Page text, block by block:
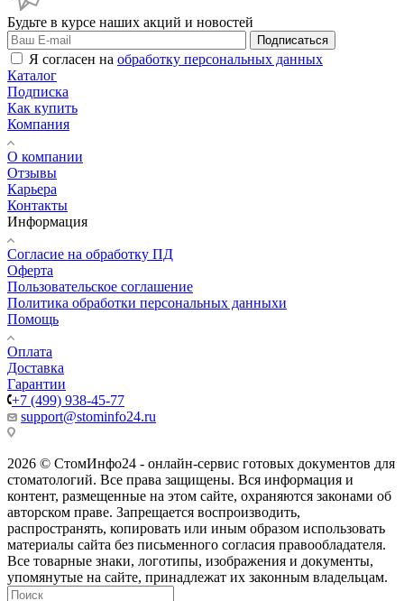
Будьте в курсе наших акций и новостей
Подписаться
Я согласен на обработку персональных данных
Каталог
Подписка
Как купить
Компания
О компании
Отзывы
Карьера
Контакты
Информация
Согласие на обработку ПД
Оферта
Пользовательское соглашение
Политика обработки персональных данныхи
Помощь
Оплата
Доставка
Гарантии
+7 (499) 938-45-77
support@stominfo24.ru
2026 © СтомИнфо24 - онлайн-сервис готовых документов для
стоматологий. Все права защищены. Вся информация и
контент, размещенные на этом сайте, охраняются законами об
авторском праве. Запрещается воспроизводить,
распространять, копировать или иным образом использовать
материалы сайта без письменного согласия правообладателя.
Все товарные знаки, логотипы, изображения и документы,
упомянутые на сайте, принадлежат их законным владельцам.